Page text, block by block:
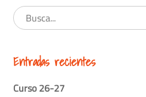
Entradas recientes
Curso 26-27